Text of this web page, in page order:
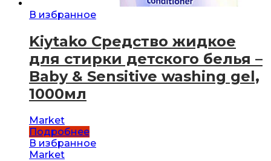
В избранное
Kiytako Средство жидкое
для стирки детского белья –
Baby & Sensitive washing gel,
1000мл
Market
Подробнее
В избранное
Market